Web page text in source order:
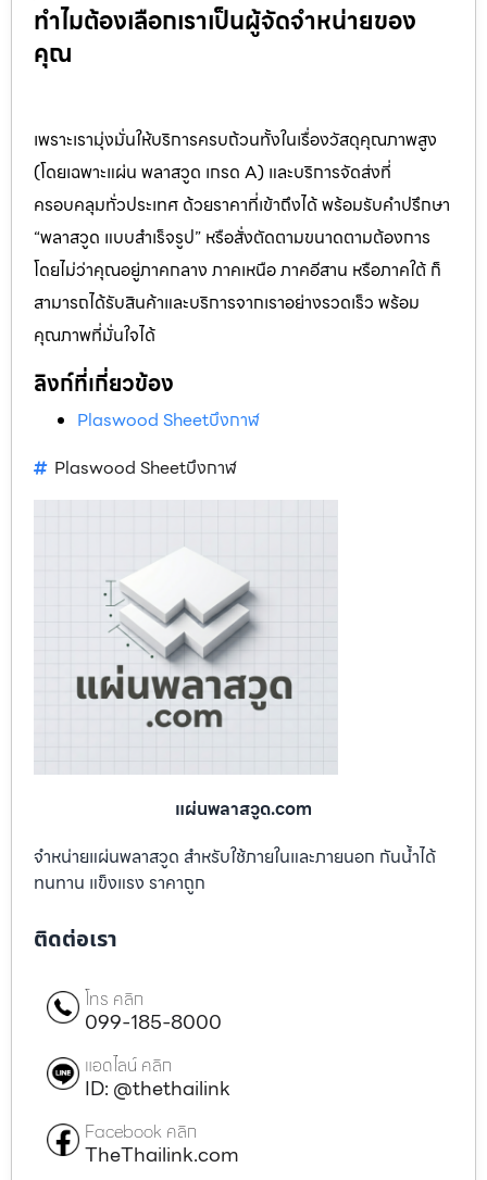
ทำไมต้องเลือกเราเป็นผู้จัดจำหน่ายของ
คุณ
เพราะเรามุ่งมั่นให้บริการครบถ้วนทั้งในเรื่องวัสดุคุณภาพสูง
(โดยเฉพาะแผ่น พลาสวูด เกรด A) และบริการจัดส่งที่
ครอบคลุมทั่วประเทศ ด้วยราคาที่เข้าถึงได้ พร้อมรับคำปรึกษา
“พลาสวูด แบบสำเร็จรูป” หรือสั่งตัดตามขนาดตามต้องการ
โดยไม่ว่าคุณอยู่ภาคกลาง ภาคเหนือ ภาคอีสาน หรือภาคใต้ ก็
สามารถได้รับสินค้าและบริการจากเราอย่างรวดเร็ว พร้อม
คุณภาพที่มั่นใจได้
ลิงก์ที่เกี่ยวข้อง
Plaswood Sheetบึงกาฬ
Plaswood Sheetบึงกาฬ
แผ่นพลาสวูด.com
จำหน่ายแผ่นพลาสวูด สำหรับใช้ภายในและภายนอก กันน้ำได้
ทนทาน แข็งแรง ราคาถูก
ติดต่อเรา
โทร คลิก
099-185-8000
แอดไลน์ คลิก
ID: @thethailink
Facebook คลิก
TheThailink.com